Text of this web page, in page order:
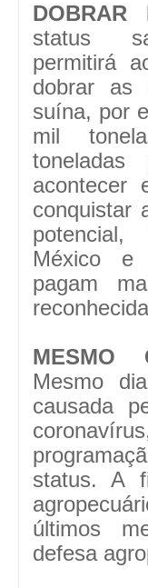
DOBRAR
status
permitirá
dobrar as
suína, por
mil
acontecer
conquistar
México
pagam
MESMO
Mesmo
causada
status. A
últimos
defesa